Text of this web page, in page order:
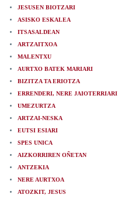
JESUSEN BIOTZARI
ASISKO ESKALEA
ITSASALDEAN
ARTZAITXOA
MALENTXU
AURTXO BATEK MARIARI
BIZITZA TA ERIOTZA
ERRENDERI, NERE JAIOTERRIARI
UMEZURTZA
ARTZAI-NESKA
EUTSI ESIARI
SPES UNICA
AIZKORRIREN OÑETAN
ANTZEKIA
NERE AURTXOA
ATOZKIT, JESUS